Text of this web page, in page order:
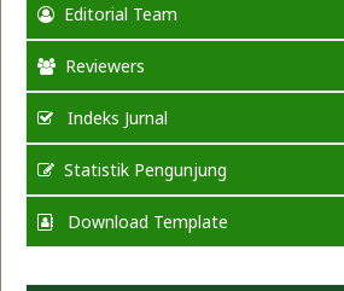
Editorial Team
Reviewers
Indeks Jurnal
Statistik Pengunjung
Download Template